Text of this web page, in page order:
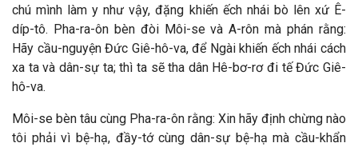
chú mình làm y như vậy, đặng khiến ếch nhái bò lên xứ Ê-
díp-tô. Pha-ra-ôn bèn đòi Môi-se và A-rôn mà phán rằng:
Hãy cầu-nguyện Đức Giê-hô-va, để Ngài khiến ếch nhái cách
xa ta và dân-sự ta; thì ta sẽ tha dân Hê-bơ-rơ đi tế Đức Giê-
hô-va.
Môi-se bèn tâu cùng Pha-ra-ôn rằng: Xin hãy định chừng nào
tôi phải vì bệ-hạ, đầy-tớ cùng dân-sự bệ-hạ mà cầu-khẩn